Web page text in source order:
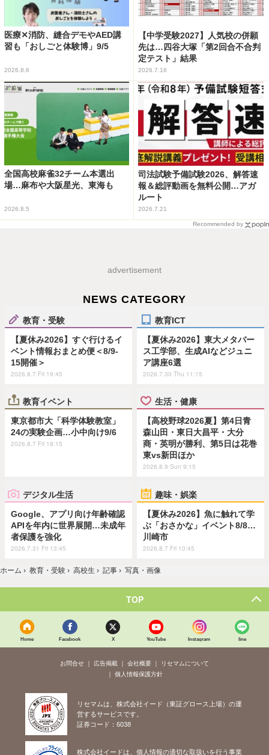
医療✕消防、縫合デモやAED講
習も「おしごと体験博」9/5
2026.8.6
【中学受験2027】人気校の併願
先は…四谷大塚「第2回合不合判
定テスト」結果
2026.7.16
全国高校麻雀32チーム本選出
場…麻布や大阪星光、東海も
2026.8.5
司法試験予備試験2026、解答速
報＆総評動画を無料公開…アガ
ルート
2026.7.21
Recommended by
advertisement
NEWS CATEGORY
教育・受験
【夏休み2026】すぐ行けるイ
ベント情報おまとめ便＜8/9-
15開催＞
2026.8.7 Fri 19:45
教育ICT
【夏休み2026】東大メタバー
ス工学部、生成AIなどジュニ
ア講座6選
2026.7.30 Thu 11:15
教育イベント
東京都市大「科学体験教室」
24の実験企画…小中向け9/6
2026.8.7 Fri 18:15
生活・健康
【高校野球2026夏】第4日青
森山田・東日大昌平・大分
商・英明が勝利、第5日は花巻
東vs新田ほか
2026.8.9 Sun 9:15
デジタル生活
Google、アプリ向け年齢確認
APIを年内に世界展開…未成年
者保護を強化
2026.7.31 Fri 13:45
趣味・娯楽
【夏休み2026】魚に触れて学
ぶ「おさかな」イベント8/8…
川崎市
2026.8.7 Fri 10:45
ホーム › 教育・受験 › 高校生 › 記事 › 写真・画像
TOP
Home Facebook X YouTube Instagram line
お問合せ 広告掲載 会社概要
リセマムについて
個人情報保護方針
リセマムは、株式会社イード（東証グロース上場）の運
営するサービスです。
証券コード：6038
株式会社イードは、個人情報の適切な取扱いを行う事業